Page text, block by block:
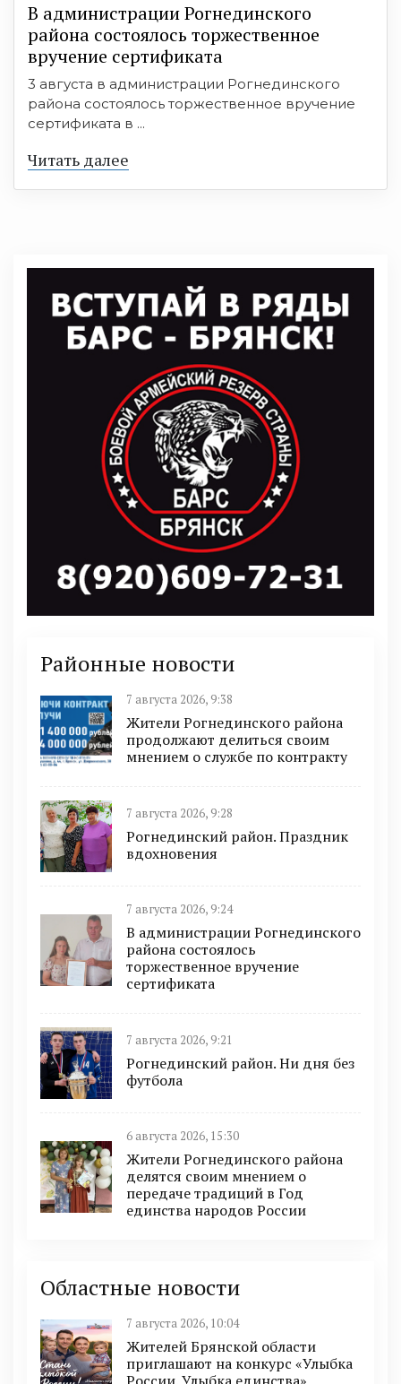
В администрации Рогнединского
района состоялось торжественное
вручение сертификата
3 августа в администрации Рогнединского
района состоялось торжественное вручение
сертификата в ...
Читать далее
Районные новости
7 августа 2026, 9:38
Жители Рогнединского района
продолжают делиться своим
мнением о службе по контракту
7 августа 2026, 9:28
Рогнединский район. Праздник
вдохновения
7 августа 2026, 9:24
В администрации Рогнединского
района состоялось
торжественное вручение
сертификата
7 августа 2026, 9:21
Рогнединский район. Ни дня без
футбола
6 августа 2026, 15:30
Жители Рогнединского района
делятся своим мнением о
передаче традиций в Год
единства народов России
Областные новости
7 августа 2026, 10:04
Жителей Брянской области
приглашают на конкурс «Улыбка